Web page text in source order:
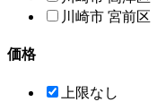
川崎市 宮前区
価格
上限なし